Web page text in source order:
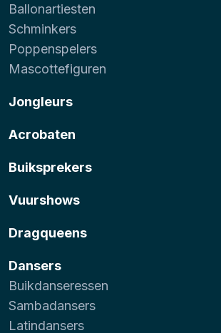
Ballonartiesten
Schminkers
Poppenspelers
Mascottefiguren
Jongleurs
Acrobaten
Buiksprekers
Vuurshows
Dragqueens
Dansers
Buikdanseressen
Sambadansers
Latindansers